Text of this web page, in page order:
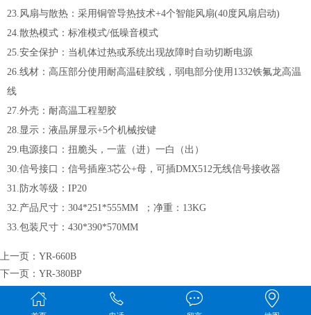
23.风扇与散热：采用铜管导热技术+4个智能风扇(40度风扇启动)
24.散热模式：标准模式/低噪音模式
25.安全保护：当机体过热或系统出现故障时自动切断电源
26.线材：高压部分使用耐高温硅胶线，弱电部分使用1332铁氟龙高温
线
27.外壳：耐高温工程塑胶
28.显示：液晶屏显示+5个机械按键
29.电源接口：扭脆头，一蓝（进）一白（出）
30.信号接口：信号插座3芯公+母，可插DMX512无线信号接收器
31.防水等级：IP20
32.产品尺寸：304*251*555MM ；净重：13KG
33.包装尺寸：430*390*570MM
上一页： YR-660B
下一页： YR-380BP